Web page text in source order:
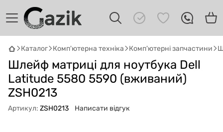
Каталог Комп'ютерна техніка Комп'ютерні запчастини
Шлейф матриці для ноутбука Dell
Latitude 5580 5590 (вживаний)
ZSH0213
Артикул: ZSH0213 Написати відгук
Онлайн · пошук техніки
Привіт! 👋 Я Gazik AI — допоможу
Що шукаєш?